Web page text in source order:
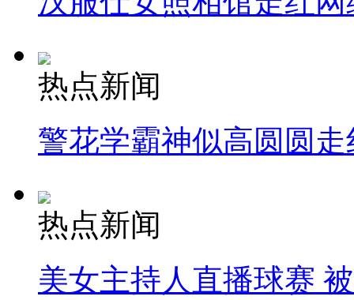
热点新闻
警花学霸神似高圆圆走
热点新闻
美女主持人直播球赛